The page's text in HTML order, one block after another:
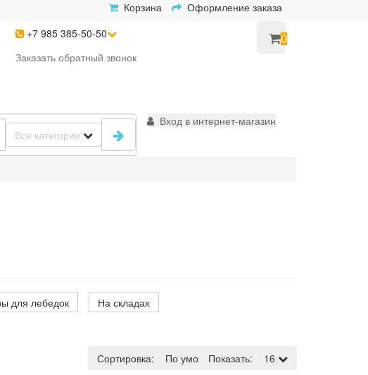
Корзина Оформление заказа
+7 985 385-50-50
Заказать обратный звонок
0
Все категории
Вход в интернет-магазин
для лебедок
На складах
Показать: 16
Сортировка: По умолчанию